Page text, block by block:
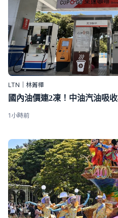
LTN｜林菁樺
國內油價連2凍！中油汽油吸
1小時前